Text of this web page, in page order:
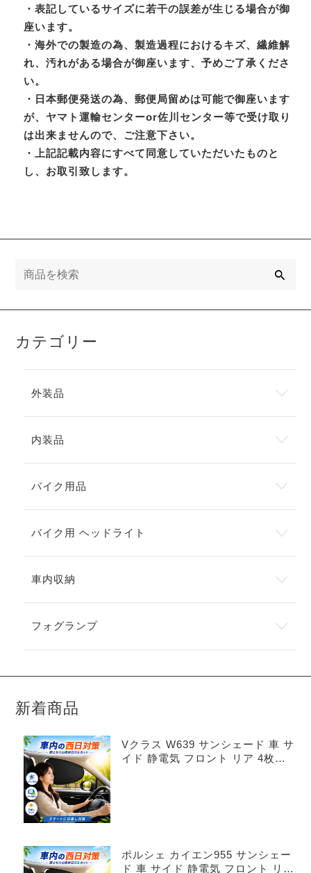
・表記しているサイズに若干の誤差が生じる場合が御
座います。
・海外での製造の為、製造過程におけるキズ、繊維解
れ、汚れがある場合が御座います、予めご了承くださ
い。
・日本郵便発送の為、郵便局留めは可能で御座います
が、ヤマト運輸センターor佐川センター等で受け取り
は出来ませんので、ご注意下さい。
・上記記載内容にすべて同意していただいたものと
し、お取引致します。
カテゴリー
外装品
内装品
バイク用品
バイク用 ヘッドライト
車内収納
フォグランプ
新着商品
Vクラス W639 サンシェード 車 サ
イド 静電気 フロント リア 4枚セ
ポルシェ カイエン955 サンシェー
ド 車 サイド 静電気 フロント リア